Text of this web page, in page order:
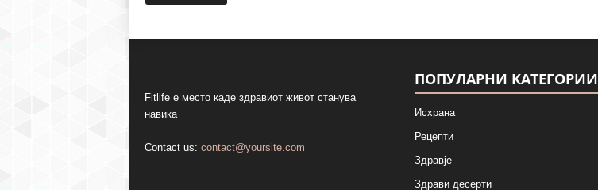
Fitlife е место каде здравиот живот станува
навика
Contact us: contact@yoursite.com
ПОПУЛАРНИ КАТЕГОРИИ
Исхрана
Рецепти
Здравје
Здрави десерти